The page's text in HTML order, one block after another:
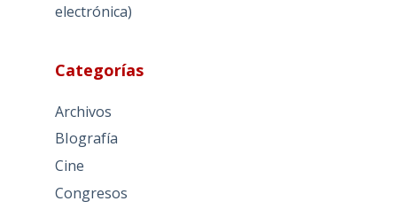
electrónica)
Categorías
Archivos
BIografía
Cine
Congresos